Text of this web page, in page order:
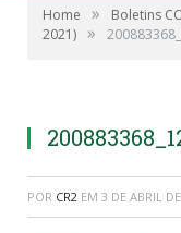
Home » Boletins
2021) »
POR CR2 EM 3 DE ABRIL